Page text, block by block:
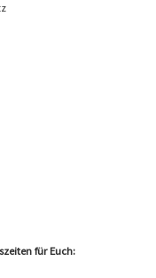
für Euch: